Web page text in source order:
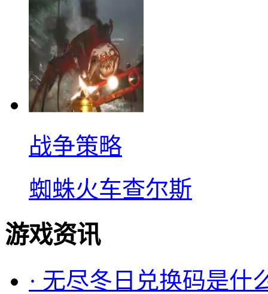
战争策略
蜘蛛火车查尔斯
游戏资讯
· 无尽冬日兑换码是什